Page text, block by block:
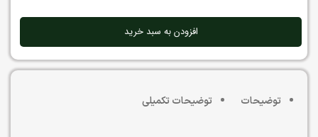
افزودن به سبد خرید
توضیحات توضیحات تکمیلی